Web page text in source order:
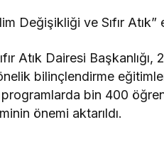
Değişikliği ve Sıfır Atık”
Atık Dairesi Başkanlığı,
bilinçlendirme
bin 400
önemi aktarıldı.